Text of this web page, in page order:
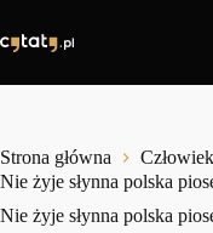
treści
Strona główna
Człowiek
Nie żyje słynna polska
Nie żyje słynna polska